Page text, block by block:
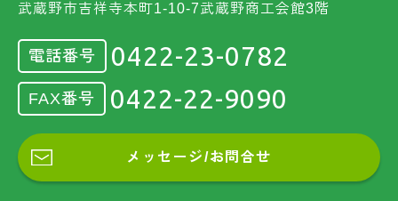
武蔵野市吉祥寺本町1-10-7武蔵野商工会館3階
電話番号 0422-23-0782
FAX番号 0422-22-9090
メッセージ/お問合せ